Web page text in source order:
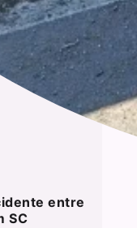
entre
SC